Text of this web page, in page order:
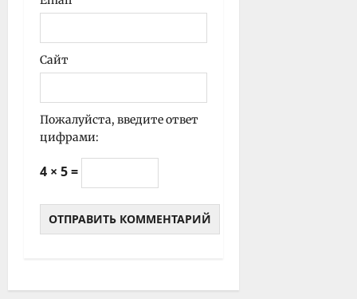
Сайт
Пожалуйста, введите ответ
цифрами:
4 × 5 =